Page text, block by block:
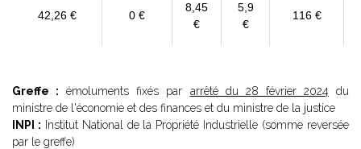
42,26 € 0 €
8,45
€
5,9
€
116 €
Greffe : émoluments fixés par arrêté du 28 février 2024 du
ministre de l'économie et des finances et du ministre de la justice
INPI : Institut National de la Propriété Industrielle (somme reversée
par le greffe)